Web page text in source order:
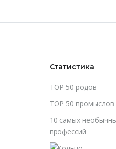
Статистика
TOP 50 родов
TOP 50 промыслов
10 самых
профессий